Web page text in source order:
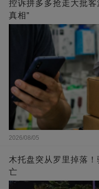
控诉拼多多抢走大批
真相”
2026/08/05
木托盘突从罗里掉落
亡